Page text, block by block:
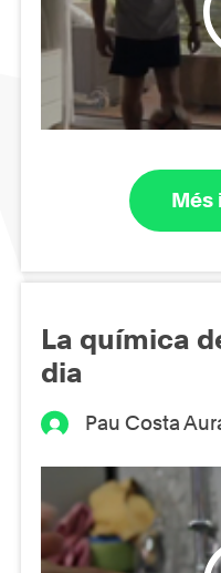
Més
La química
dia
Pau Costa